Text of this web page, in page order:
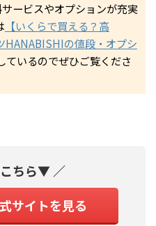
ービスやオプションが充実
【いくらで買える？高
HANABISHIの値段・オプシ
ているのでぜひご覧くださ
ちら▼ ／
サイトを見る